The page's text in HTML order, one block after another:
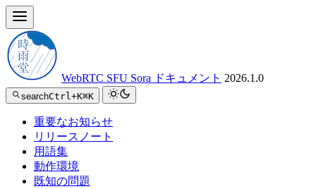
WebRTC SFU Sora ドキュメント 2026.1.0
searchCtrl+K⌘K
重要なお知らせ
リリースノート
用語集
動作環境
既知の問題